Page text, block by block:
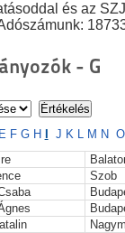
és az
- G
E F G H J K L M N O
Szob